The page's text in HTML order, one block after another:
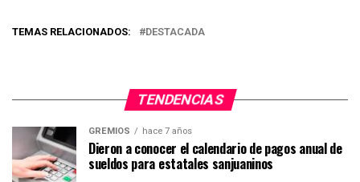
TEMAS RELACIONADOS: DESTACADA
TENDENCIAS
GREMIOS hace 7 años
Dieron a conocer el calendario de pagos anual de
sueldos para estatales sanjuaninos